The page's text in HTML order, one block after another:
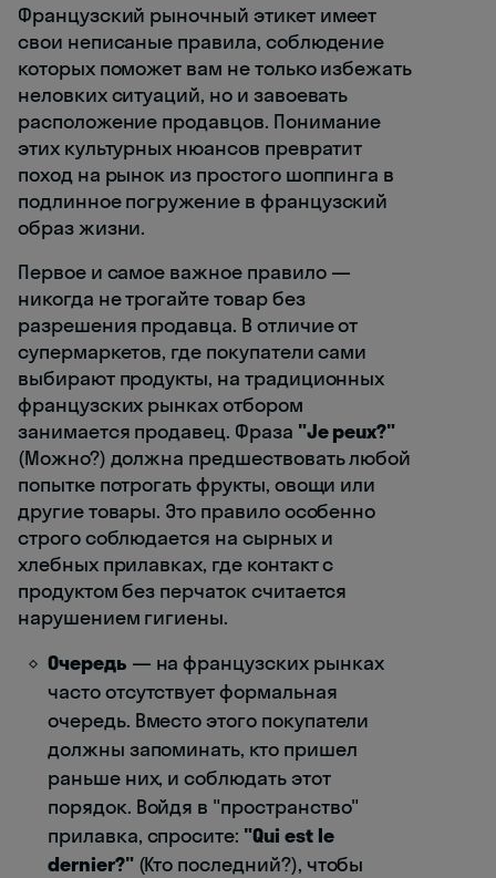
Французский рыночный этикет имеет
свои неписаные правила, соблюдение
которых поможет вам не только избежать
неловких ситуаций, но и завоевать
расположение продавцов. Понимание
этих культурных нюансов превратит
поход на рынок из простого шоппинга в
подлинное погружение в французский
образ жизни.
Первое и самое важное правило —
никогда не трогайте товар без
разрешения продавца. В отличие от
супермаркетов, где покупатели сами
выбирают продукты, на традиционных
французских рынках отбором
занимается продавец. Фраза "Je peux?"
(Можно?) должна предшествовать любой
попытке потрогать фрукты, овощи или
другие товары. Это правило особенно
строго соблюдается на сырных и
хлебных прилавках, где контакт с
продуктом без перчаток считается
нарушением гигиены.
Очередь — на французских рынках
часто отсутствует формальная
очередь. Вместо этого покупатели
должны запоминать, кто пришел
раньше них, и соблюдать этот
порядок. Войдя в "пространство"
прилавка, спросите: "Qui est le
dernier?"(Кто последний?), чтобы